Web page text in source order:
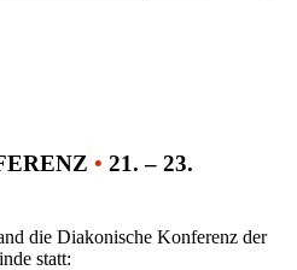
• 21. – 23.
die Diakonische Konferenz der
statt: